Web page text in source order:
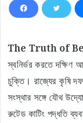
The Truth of
স্বনির্ভর করতে দক্ষিণ
চুক্তি। রাজ্যের কৃষি
সংস্থার সঙ্গে যৌথ
রুটেড কাটিং পদ্ধতি